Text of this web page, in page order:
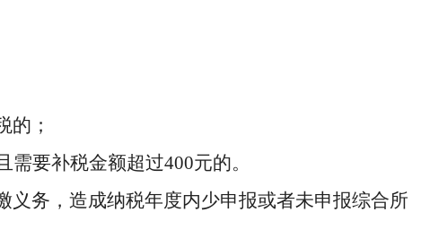
的；
需要补税金额超过400元的。
义务，造成纳税年度内少申报或者未申报综合所